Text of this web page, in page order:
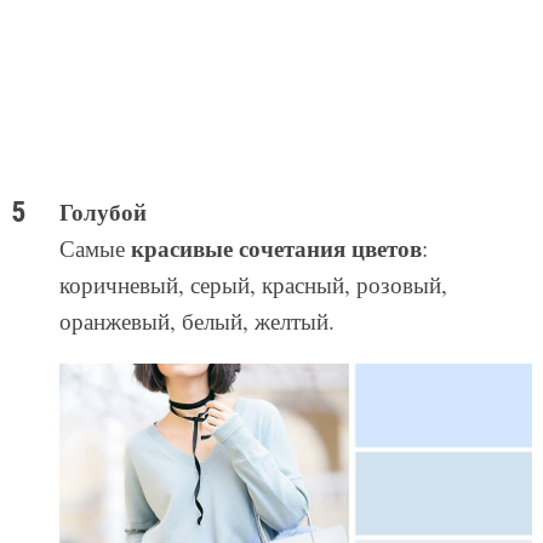
Голубой
Самые красивые сочетания цветов:
коричневый, серый, красный, розовый,
оранжевый, белый, желтый.